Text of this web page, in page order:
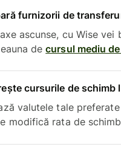
furnizorii de
ascunse, cu Wise vei
decursul mediu
cursurile de schimb
valutele tale
modifică rata de